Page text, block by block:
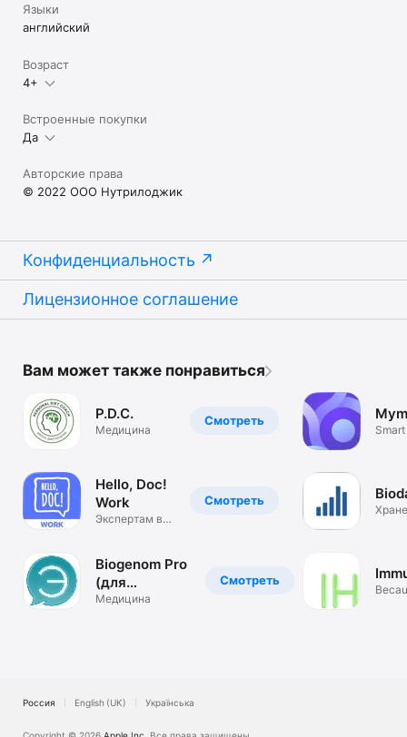
Языки
английский
Возраст
4+
Встроенные покупки
Да
Авторские права
© 2022 ООО Нутрилоджик
Конфиденциальность
Лицензионное соглашение
Вам может также понравиться
Смотреть
P.D.C.
Медицина
Смотреть
Hello, Doc!
Work
Экспертам в
Смотреть
Biogenom Pro
(для
специалиста)
Медицина
Россия English (UK) Українська